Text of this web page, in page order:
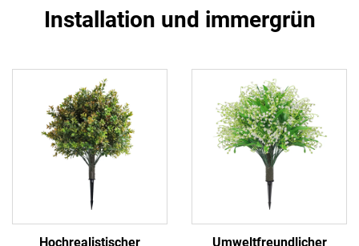
Installation und immergrün
Hochrealistischer Umweltfreundlicher